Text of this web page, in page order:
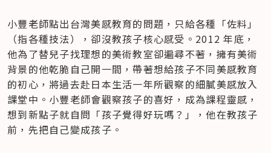
小豐老師點出台灣美感教育的問題，只給各種「佐料」
（指各種技法），卻沒教孩子核心感受。2012 年底，
他為了替兒子找理想的美術教室卻遍尋不著，擁有美術
背景的他乾脆自己開一間，帶著想給孩子不同美感教育
的初心，將過去赴日本生活一年所觀察的細膩美感放入
課堂中。小豐老師會觀察孩子的喜好，成為課程靈感，
想到新點子就自問「孩子覺得好玩嗎？」，他在教孩子
前，先把自己變成孩子。